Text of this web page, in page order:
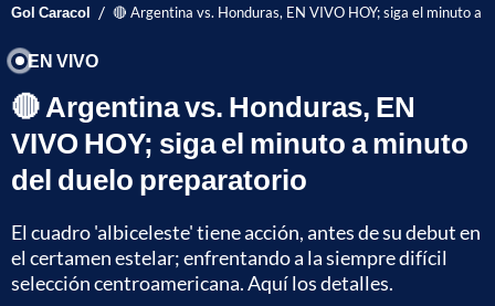
Gol Caracol / 🔴 Argentina vs. Honduras, EN VIVO HOY; siga el minuto a
EN VIVO
🔴 Argentina vs. Honduras, EN
VIVO HOY; siga el minuto a minuto
del duelo preparatorio
El cuadro 'albiceleste' tiene acción, antes de su debut en
el certamen estelar; enfrentando a la siempre difícil
selección centroamericana. Aquí los detalles.